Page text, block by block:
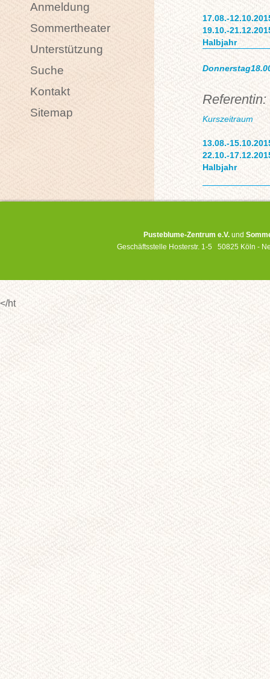
Anmeldung
Sommertheater
Unterstützung
Suche
Kontakt
Sitemap
17.08.-
19.10.-
Halbjahr
Donnerstag
Kurszeitraum
13.08.-
22.10.-
Halbjahr
Pusteblume-Zentrum e.V. und
Geschäftsstelle Hosterstr. 1-5 50825 Köln -
</ht